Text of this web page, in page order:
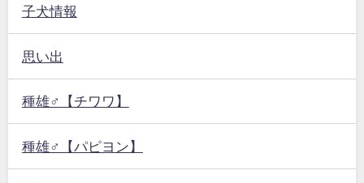
子犬情報
思い出
種雄♂【チワワ】
種雄♂【パピヨン】